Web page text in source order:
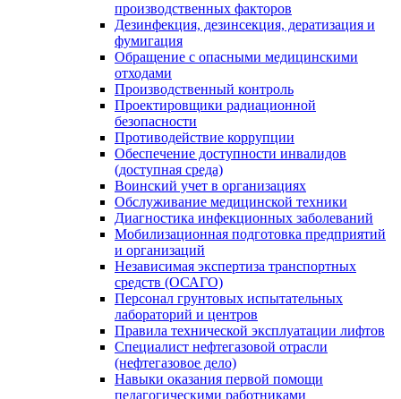
производственных факторов
Дезинфекция, дезинсекция, дератизация и
фумигация
Обращение с опасными медицинскими
отходами
Производственный контроль
Проектировщики радиационной
безопасности
Противодействие коррупции
Обеспечение доступности инвалидов
(доступная среда)
Воинский учет в организациях
Обслуживание медицинской техники
Диагностика инфекционных заболеваний
Мобилизационная подготовка предприятий
и организаций
Независимая экспертиза транспортных
средств (ОСАГО)
Персонал грунтовых испытательных
лабораторий и центров
Правила технической эксплуатации лифтов
Специалист нефтегазовой отрасли
(нефтегазовое дело)
Навыки оказания первой помощи
педагогическими работниками